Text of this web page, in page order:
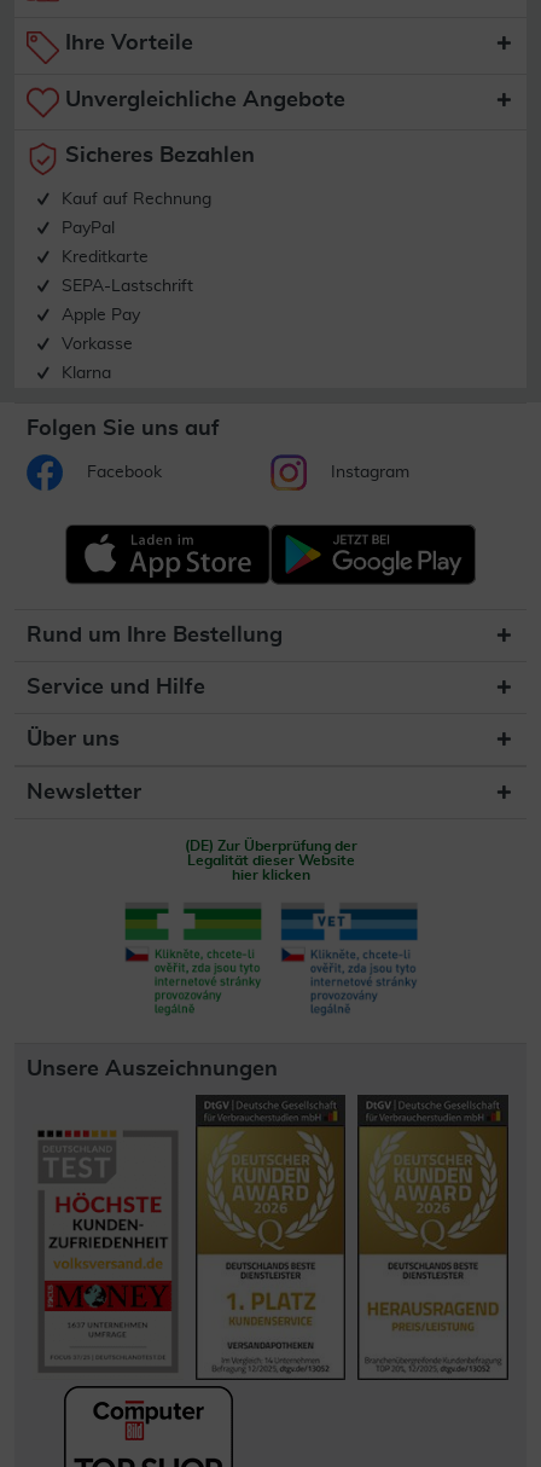
Ihre Vorteile
Unvergleichliche Angebote
Sicheres Bezahlen
Kauf auf Rechnung
PayPal
Kreditkarte
SEPA-Lastschrift
Apple Pay
Vorkasse
Klarna
Folgen Sie uns auf
Facebook Instagram
Rund um Ihre Bestellung
Service und Hilfe
Über uns
Newsletter
(DE) Zur Überprüfung der
Legalität dieser Website
hier klicken
Unsere Auszeichnungen